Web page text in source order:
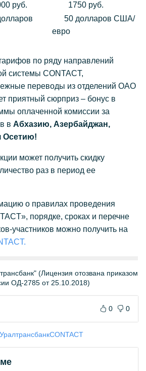
руб.
1750 руб.
50 долларов США/
евро
по ряду направлений
системы CONTACT,
переводы из отделений ОАО
приятный сюрприз – бонус в
оплаченной комиссии за
в Абхазию, Азербайджан,
Осетию!
может получить скидку
раз в период ее
о правилах проведения
порядке, сроках и перечне
участников можно получить на
(Лицензия отозвана приказом
ОД-2785 от 25.10.2018)
0 0
УралтрансбанкCONTACT